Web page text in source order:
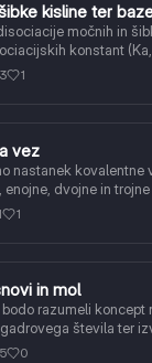
kisline ter
močnih in
konstant
1
vez
nastanek kovalentne
enojne, dvojne in
1
in mol
bodo razumeli koncept
števila ter
in številom
0